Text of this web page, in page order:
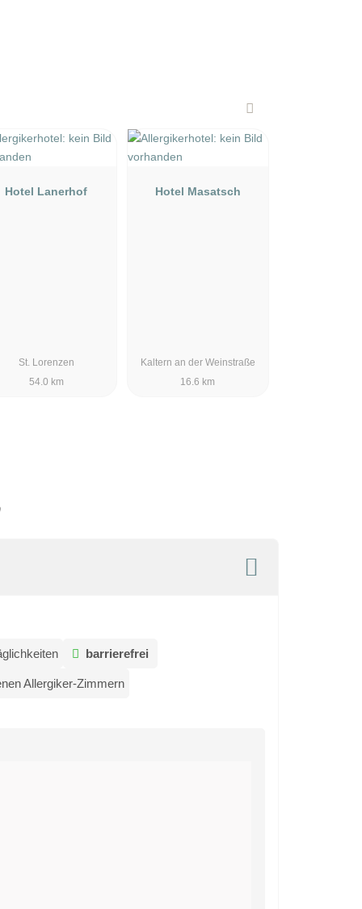
Hotel Lanerhof
St. Lorenzen
54.0 km
Hotel Masatsch
Kaltern an der Weinstraße
16.6 km
barrierefrei
Allergiker-Zimmern